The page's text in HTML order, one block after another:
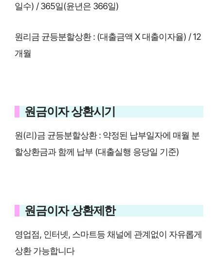
일수) / 365일(윤년은 366일)
원리금 균등분할상환 : (대출금액 X 대출이자율) / 12
개월
원금이자 상환시기
원(리)금 균등분할상환 : 약정된 납부일자에 매월 분
할상환금과 함께 납부 (대출실행 응당일 기준)
원금이자 상환제한
영업점, 인터넷, 스마트등 채널에 관계없이 자유롭게
상환 가능합니다